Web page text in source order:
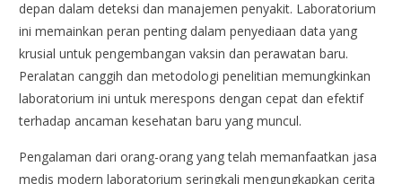
depan dalam deteksi dan manajemen penyakit. Laboratorium
ini memainkan peran penting dalam penyediaan data yang
krusial untuk pengembangan vaksin dan perawatan baru.
Peralatan canggih dan metodologi penelitian memungkinkan
laboratorium ini untuk merespons dengan cepat dan efektif
terhadap ancaman kesehatan baru yang muncul.
Pengalaman dari orang-orang yang telah memanfaatkan jasa
medis modern laboratorium seringkali mengungkapkan cerita